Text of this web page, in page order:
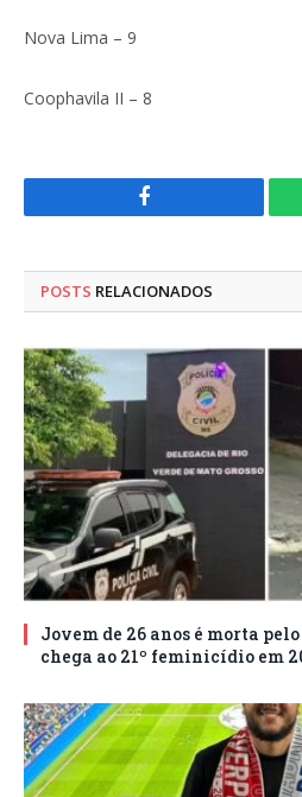
Nova Lima – 9
Coophavila II – 8
Facebook
POSTS RELACIONADOS
Jovem de 26 anos é morta
chega ao 21º feminicídio em